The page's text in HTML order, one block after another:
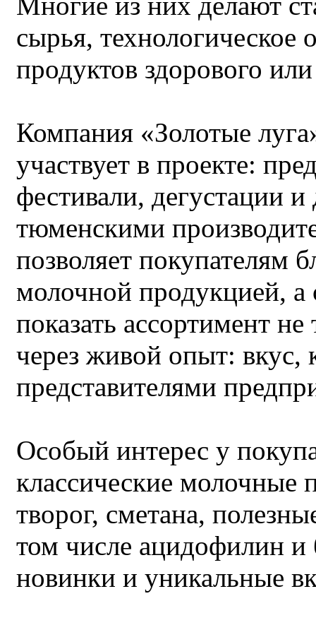
сырья, технологическое
продуктов здорового
Компания «Золотые
участвует в проекте:
фестивали, дегустации
тюменскими
позволяет покупателям
молочной продукцией,
показать ассортимент
через живой опыт: вкус,
представителями
Особый интерес у
классические молочные
творог, сметана,
том числе ацидофилин и
новинки и уникальные